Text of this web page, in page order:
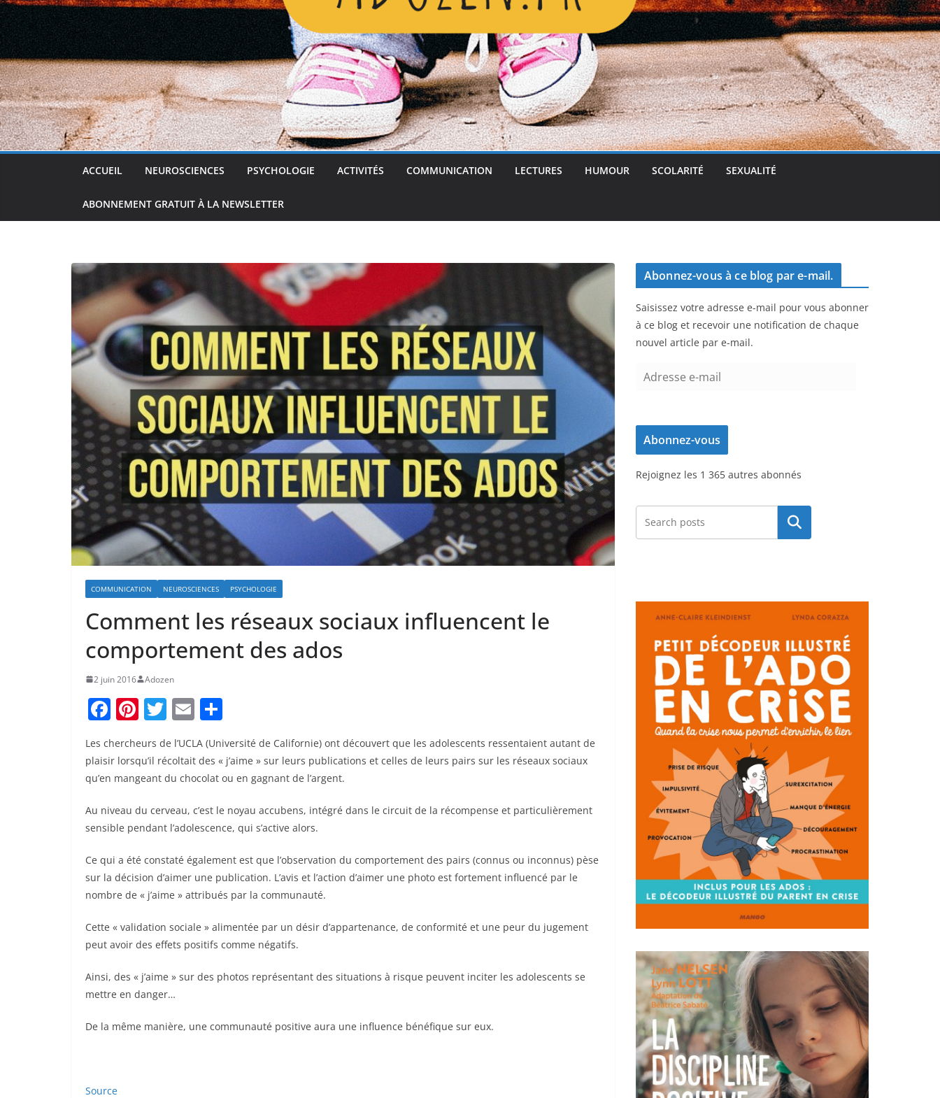
ACCUEIL NEUROSCIENCES PSYCHOLOGIE ACTIVITÉS COMMUNICATION LECTURES HUMOUR SCOLARITÉ SEXUALITÉ
ABONNEMENT GRATUIT À LA NEWSLETTER
COMMUNICATION NEUROSCIENCES PSYCHOLOGIE
Comment les réseaux sociaux influencent le
comportement des ados
2 juin 2016 Adozen
F
c
e
o
k
Pi
er
e
st
T
w
itt
er
E
ai
l
ar
ta
g
Les chercheurs de l’UCLA (Université de Californie) ont découvert que les adolescents ressentaient autant de
plaisir lorsqu’il récoltait des « j’aime » sur leurs publications et celles de leurs pairs sur les réseaux sociaux
qu’en mangeant du chocolat ou en gagnant de l’argent.
Au niveau du cerveau, c’est le noyau accubens, intégré dans le circuit de la récompense et particulièrement
sensible pendant l’adolescence, qui s’active alors.
Ce qui a été constaté également est que l’observation du comportement des pairs (connus ou inconnus) pèse
sur la décision d’aimer une publication. L’avis et l’action d’aimer une photo est fortement influencé par le
nombre de « j’aime » attribués par la communauté.
Cette « validation sociale » alimentée par un désir d’appartenance, de conformité et une peur du jugement
peut avoir des effets positifs comme négatifs.
Ainsi, des « j’aime » sur des photos représentant des situations à risque peuvent inciter les adolescents se
mettre en danger…
De la même manière, une communauté positive aura une influence bénéfique sur eux.
Source
Abonnez-vous à ce blog par e-mail.
Saisissez votre adresse e-mail pour vous abonner
à ce blog et recevoir une notification de chaque
nouvel article par e-mail.
e
s
e
-
Abonnez-vous
Rejoignez les 1 365 autres abonnés
Rechercher
g
e
r